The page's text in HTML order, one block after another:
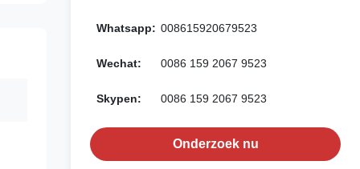
Whatsapp: 008615920679523
Wechat: 0086 159 2067 9523
Skypen: 0086 159 2067 9523
Onderzoek nu